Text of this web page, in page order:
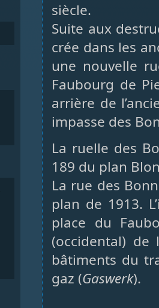
siècle.
Suite aux
crée dans les
une nouvelle
Faubourg de
arrière de
impasse des
La ruelle des
189 du plan
La rue des
plan de 1913.
place du
(occidental) de
bâtiments du
gaz (Gaswerk).